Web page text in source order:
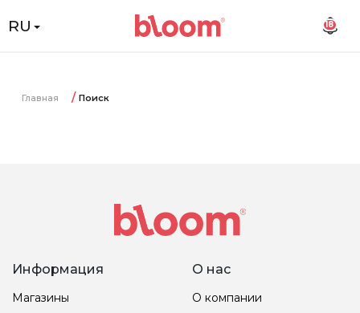
RU 18
Главная Поиск
Информация
Магазины
О нас
О компании